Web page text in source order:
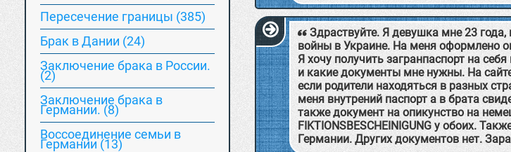
Здраствуйте. Я девушка мне 23
войны в Украине. На меня оформлено
Я хочу получить загранпаспорт на
и какие документы мне нужны. На
если родители находяться в разных
меня внутрений паспорт а в брата
также документ на опикунство на
FIKTIONSBESCHEINIGUNG у обоих.
Германии. Других документов нет.
Пересечение границы (385)
Брак в Дании (24)
Заключение брака в России.
(2)
Заключение брака в
Германии. (8)
Воссоединение семьи в
Германии (13)